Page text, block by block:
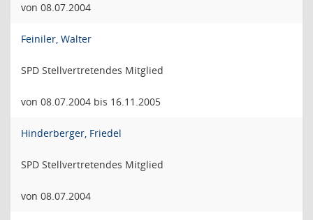
von 08.07.2004
Feiniler, Walter
SPD Stellvertretendes Mitglied
von 08.07.2004 bis 16.11.2005
Hinderberger, Friedel
SPD Stellvertretendes Mitglied
von 08.07.2004